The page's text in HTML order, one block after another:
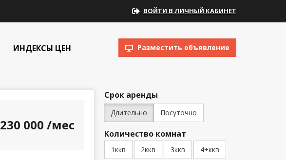
ВОЙТИ В ЛИЧНЫЙ КАБИНЕТ
ИНДЕКСЫ ЦЕН Разместить объявление
Срок аренды
Длительно Посуточно
Количество комнат
1ккв 2ккв 3ккв 4+ккв
230 000 /мес